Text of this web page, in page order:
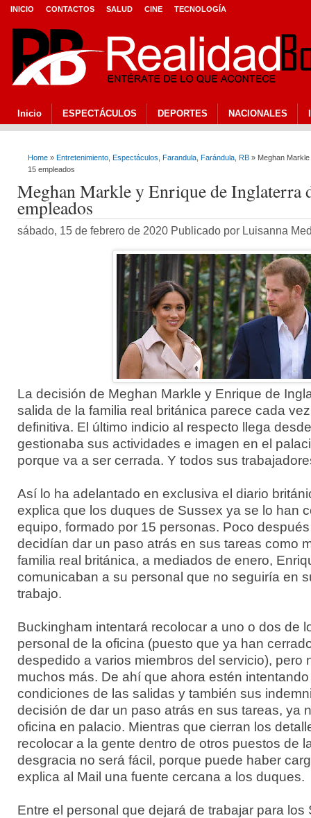
INICIO CONTACTOS SALUD CINE TECNOLOGÍA
Inicio ESPECTÁCULOS DEPORTES NACIONALES
Home » Entretenimiento Espectáculos Farandula Farándula RB » Meghan
15 empleados
Meghan Markle y Enrique de Inglaterra
empleados
sábado, 15 de febrero de 2020 Publicado por Luisanna
La decisión de Meghan Markle y Enrique de
salida de la familia real británica parece cada
definitiva. El último indicio al respecto llega
gestionaba sus actividades e imagen en el
porque va a ser cerrada. Y todos sus
Así lo ha adelantado en exclusiva el diario
explica que los duques de Sussex ya se lo han
equipo, formado por 15 personas. Poco
decidían dar un paso atrás en sus tareas como
familia real británica, a mediados de enero,
comunicaban a su personal que no seguiría en
trabajo.
Buckingham intentará recolocar a uno o dos de
personal de la oficina (puesto que ya han
despedido a varios miembros del servicio), pero
muchos más. De ahí que ahora estén
condiciones de las salidas y también sus
decisión de dar un paso atrás en sus tareas, ya
oficina en palacio. Mientras que cierran los
recolocar a la gente dentro de otros puestos de
desgracia no será fácil, porque puede haber
explica al Mail una fuente cercana a los duques.
Entre el personal que dejará de trabajar para